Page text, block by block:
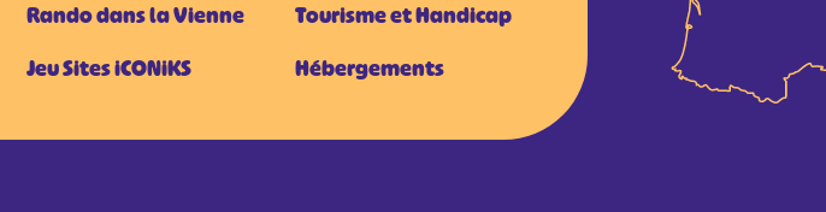
Rando dans la Vienne
Jeu Sites iCONiKS
Tourisme et Handicap
Hébergements